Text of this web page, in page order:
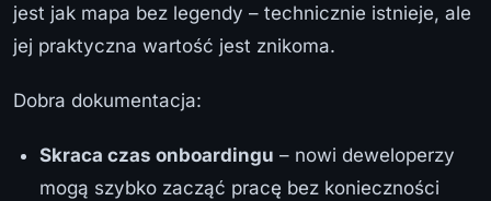
jest jak mapa bez legendy – technicznie istnieje, ale
jej praktyczna wartość jest znikoma.
Dobra dokumentacja:
Skraca czas onboardingu – nowi deweloperzy
mogą szybko zacząć pracę bez konieczności